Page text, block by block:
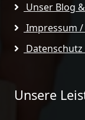
Unser Blog
Impressum /
Datenschutz
Unsere